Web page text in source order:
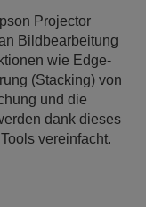
Projector
Bildbearbeitung
wie Edge-
(Stacking) von
und die
dank dieses
vereinfacht.